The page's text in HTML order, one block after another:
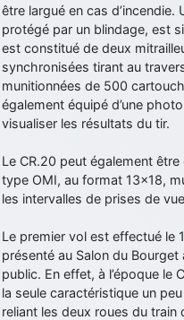
jericho: Pour moi tout est à
d9pouces
: En espérant
au passage !
d9pouces: j'ai trouvé un
un peu mieux
d9pouces: cette fois, c'est le
jericho: Ah ben je peux te
manifestement
tout voir
être largué en cas
protégé par un blindage, est
est constitué de deux
synchronisées tirant au
munitionnées de 500
également équipé d’une
visualiser les résultats du tir.
Le CR.20 peut également
type OMI, au format 13x18,
les intervalles de prises de
Le premier vol est effectué le
présenté au Salon du Bourget
public. En effet, à l’époque le
la seule caractéristique un
reliant les deux roues du train